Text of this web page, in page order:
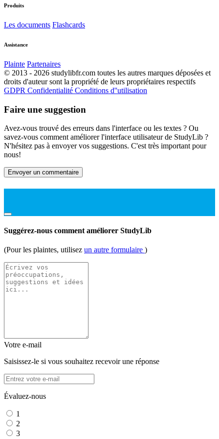
Produits
Les documents Flashcards
Assistance
Plainte Partenaires
© 2013 - 2026 studylibfr.com toutes les autres marques déposées et
droits d'auteur sont la propriété de leurs propriétaires respectifs
GDPR Confidentialité Conditions d''utilisation
Faire une suggestion
Avez-vous trouvé des erreurs dans l'interface ou les textes ? Ou
savez-vous comment améliorer l'interface utilisateur de StudyLib ?
N'hésitez pas à envoyer vos suggestions. C'est très important pour
nous!
Envoyer un commentaire
Suggérez-nous comment améliorer StudyLib
(Pour les plaintes, utilisez un autre formulaire )
Votre e-mail
Saisissez-le si vous souhaitez recevoir une réponse
Évaluez-nous
1
2
3